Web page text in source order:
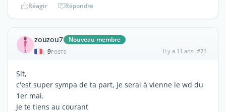
Réagir Répondre
zouzou7 Nouveau membre
| 9POSTS il y a 11 ans #21
Slt,
c'est super sympa de ta part, je serai à vienne le wd du
1er mai.
Je te tiens au courant